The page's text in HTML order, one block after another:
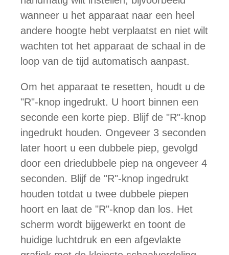
wanneer u het apparaat naar een heel
andere hoogte hebt verplaatst en niet wilt
wachten tot het apparaat de schaal in de
loop van de tijd automatisch aanpast.
Om het apparaat te resetten, houdt u de
"R"-knop ingedrukt. U hoort binnen een
seconde een korte piep. Blijf de "R"-knop
ingedrukt houden. Ongeveer 3 seconden
later hoort u een dubbele piep, gevolgd
door een driedubbele piep na ongeveer 4
seconden. Blijf de "R"-knop ingedrukt
houden totdat u twee dubbele piepen
hoort en laat de "R"-knop dan los. Het
scherm wordt bijgewerkt en toont de
huidige luchtdruk en een afgevlakte